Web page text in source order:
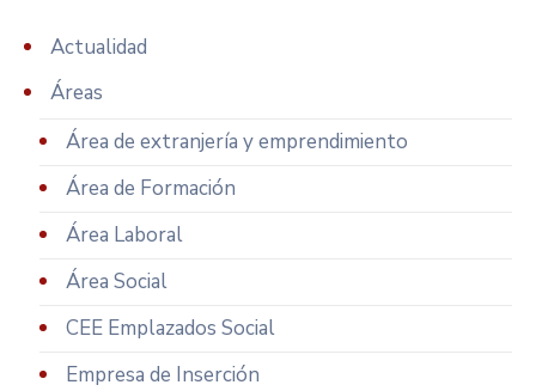
Actualidad
Áreas
Área de extranjería y emprendimiento
Área de Formación
Área Laboral
Área Social
CEE Emplazados Social
Empresa de Inserción